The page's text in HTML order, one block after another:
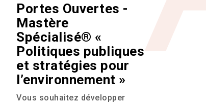
Portes Ouvertes -
Mastère
Spécialisé® «
Politiques publiques
et stratégies pour
l’environnement »
Vous souhaitez développer